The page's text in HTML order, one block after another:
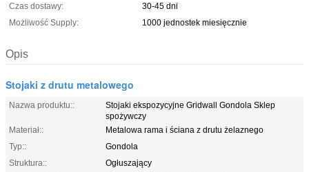
Czas dostawy:
30-45 dni
Możliwość Supply:
1000 jednostek miesięcznie
Opis
Stojaki z drutu metalowego
Nazwa produktu::
Stojaki ekspozycyjne Gridwall Gondola Sklep
spożywczy
Materiał::
Metalowa rama i ściana z drutu żelaznego
Typ::
Gondola
Struktura::
Ogłuszający